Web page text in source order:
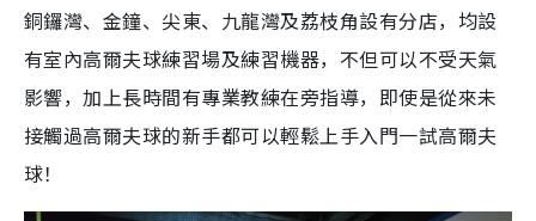
銅鑼灣、金鐘、尖東、九龍灣及荔枝角設有分店，均設
有室內高爾夫球練習場及練習機器，不但可以不受天氣
影響，加上長時間有專業教練在旁指導，即使是從來未
接觸過高爾夫球的新手都可以輕鬆上手入門一試高爾夫
球！